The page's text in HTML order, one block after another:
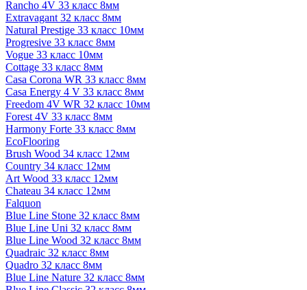
Rancho 4V 33 класс 8мм
Extravagant 32 класс 8мм
Natural Prestige 33 класс 10мм
Progresive 33 класс 8мм
Vogue 33 класс 10мм
Cottage 33 класс 8мм
Casa Corona WR 33 класс 8мм
Casa Energy 4 V 33 класс 8мм
Freedom 4V WR 32 класс 10мм
Forest 4V 33 класс 8мм
Harmony Forte 33 класс 8мм
EcoFlooring
Brush Wood 34 класс 12мм
Country 34 класс 12мм
Art Wood 33 класс 12мм
Chateau 34 класс 12мм
Falquon
Blue Line Stone 32 класс 8мм
Blue Line Uni 32 класс 8мм
Blue Line Wood 32 класс 8мм
Quadraic 32 класс 8мм
Quadro 32 класс 8мм
Blue Line Nature 32 класс 8мм